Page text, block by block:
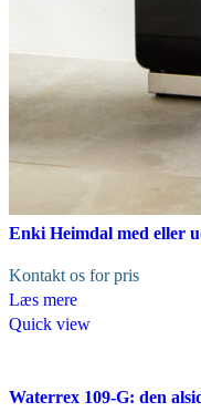
Enki Heimdal med eller
Kontakt os for pris
Læs mere
Quick view
Waterrex 109-G: den